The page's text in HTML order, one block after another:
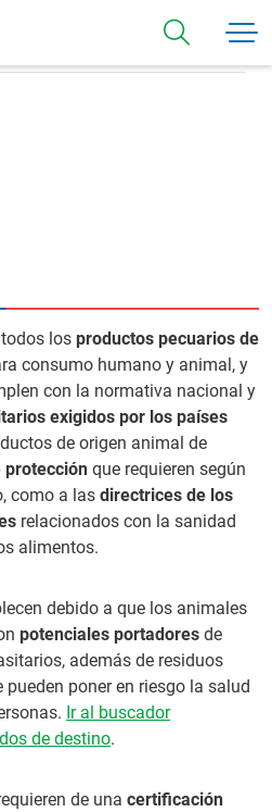
todos los productos pecuarios de
consumo humano y animal, y
con la normativa nacional y
exigidos por los países
de origen animal de
protección que requieren según
como a las directrices de los
relacionados con la sanidad
alimentos.
debido a que los animales
potenciales portadores de
además de residuos
poner en riesgo la salud
Ir al buscador
de destino.
de una certificación